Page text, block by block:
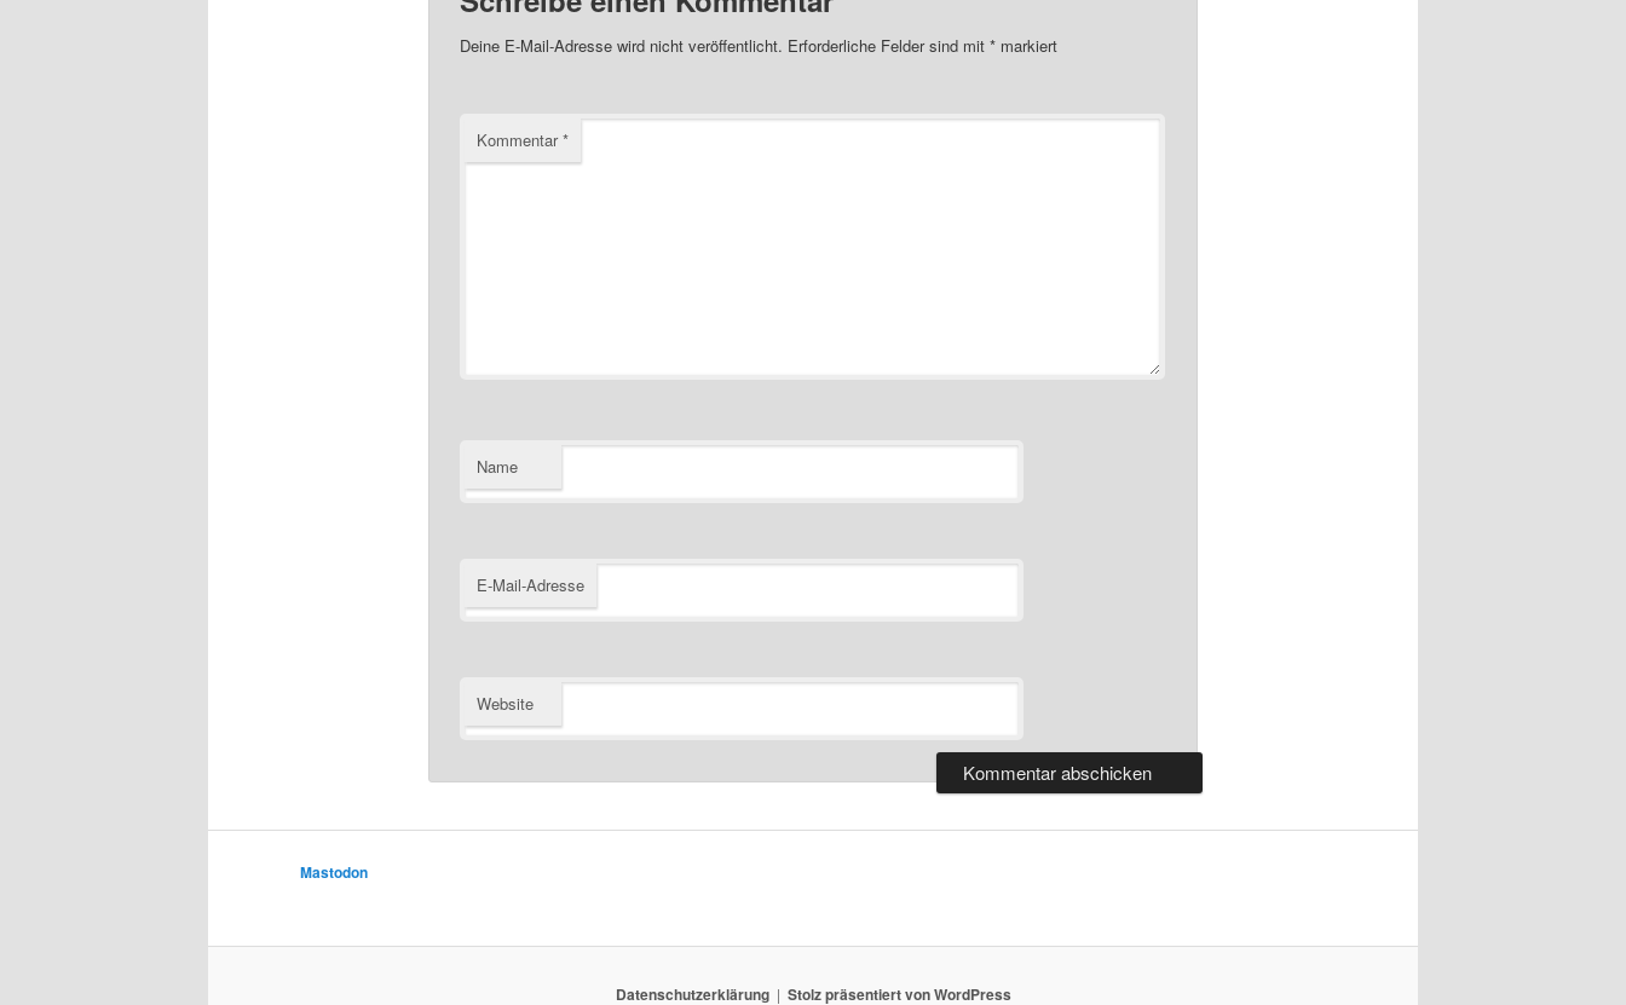
Deine E-Mail-Adresse wird nicht veröffentlicht. Erforderliche Felder sind mit *markiert
Kommentar*
Name
E-Mail-Adresse
Website
Mastodon
Datenschutzerklärung Stolz präsentiert von WordPress